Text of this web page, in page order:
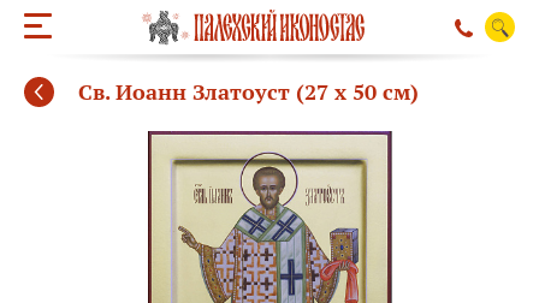
Св. Иоанн Златоуст (27 х 50 см)